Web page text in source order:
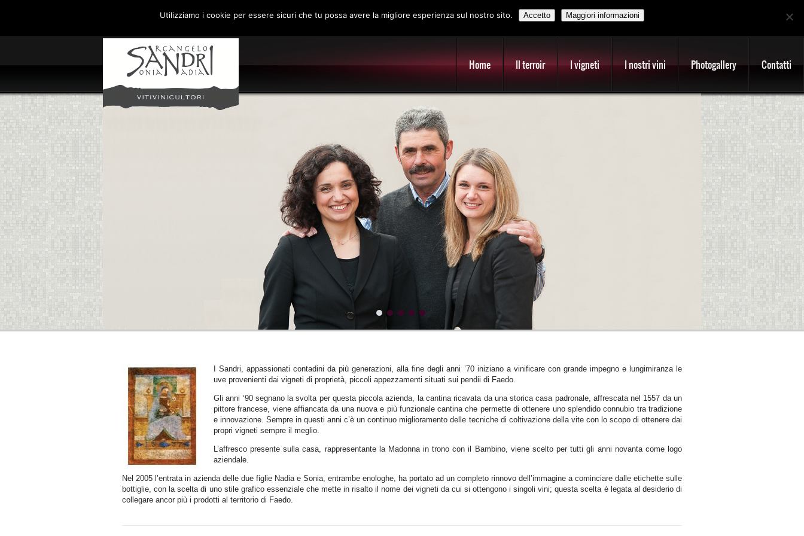
Home Il terroir I vigneti I nostri vini Photogallery Contatti
I Sandri, appassionati contadini da più generazioni, alla fine degli anni ’70 iniziano a vinificare con grande impegno e lungimiranza le
uve provenienti dai vigneti di proprietà, piccoli appezzamenti situati sui pendii di Faedo.
Gli anni ‘90 segnano la svolta per questa piccola azienda, la cantina ricavata da una storica casa padronale, affrescata nel 1557 da un
pittore francese, viene affiancata da una nuova e più funzionale cantina che permette di ottenere uno splendido connubio tra tradizione
e innovazione. Sempre in questi anni c’è un continuo miglioramento delle tecniche di coltivazione della vite con lo scopo di ottenere dai
propri vigneti sempre il meglio.
L’affresco presente sulla casa, rappresentante la Madonna in trono con il Bambino, viene scelto per tutti gli anni novanta come logo
aziendale.
Nel 2005 l’entrata in azienda delle due figlie Nadia e Sonia, entrambe enologhe, ha portato ad un completo rinnovo dell’immagine a cominciare dalle etichette sulle
bottiglie, con la scelta di uno stile grafico essenziale che mette in risalto il nome dei vigneti da cui si ottengono i singoli vini; questa scelta è legata al desiderio di
collegare ancor più i prodotti al territorio di Faedo.
Utilizziamo i cookie per essere sicuri che tu possa avere la migliore esperienza sul nostro sito. Accetto Maggiori informazioni